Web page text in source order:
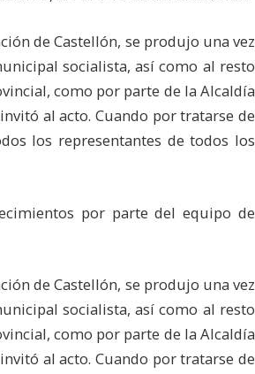
de Castellón, se produjo una vez
socialista, así como al resto
como por parte de la Alcaldía
al acto. Cuando por tratarse de
los representantes de todos los
por parte del equipo de
de Castellón, se produjo una vez
socialista, así como al resto
como por parte de la Alcaldía
al acto. Cuando por tratarse de